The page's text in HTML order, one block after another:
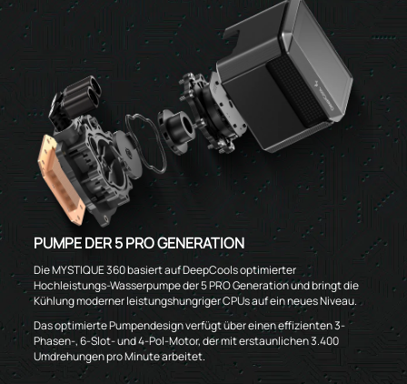
PUMPE DER 5 PRO GENERATION
Die MYSTIQUE 360 basiert auf DeepCools optimierter
Hochleistungs-Wasserpumpe der 5 PRO Generation und bringt die
Kühlung moderner leistungshungriger CPUs auf ein neues Niveau.
Das optimierte Pumpendesign verfügt über einen effizienten 3-
Phasen-, 6-Slot- und 4-Pol-Motor, der mit erstaunlichen 3.400
Umdrehungen pro Minute arbeitet.